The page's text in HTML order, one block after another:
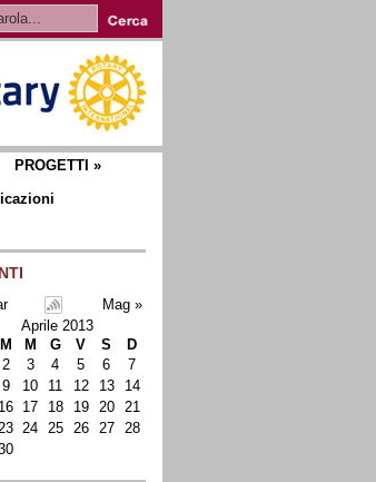
PROGETTI »
Mag »
Aprile 2013
M M G V S
D
2 3 4 5 6
7
9 10 11 12 13
14
16 17 18 19 20
21
24 25 26 27
28